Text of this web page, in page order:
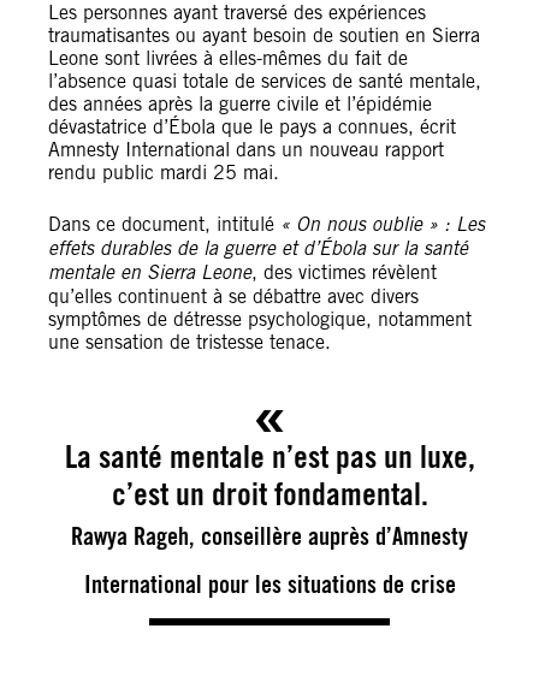
Les personnes ayant traversé des expériences
traumatisantes ou ayant besoin de soutien en Sierra
Leone sont livrées à elles-mêmes du fait de
l’absence quasi totale de services de santé mentale,
des années après la guerre civile et l’épidémie
dévastatrice d’Ébola que le pays a connues, écrit
Amnesty International dans un nouveau rapport
rendu public mardi 25 mai.
Dans ce document, intitulé « On nous oublie » : Les
effets durables de la guerre et d’Ébola sur la santé
mentale en Sierra Leone, des victimes révèlent
qu’elles continuent à se débattre avec divers
symptômes de détresse psychologique, notamment
une sensation de tristesse tenace.
La santé mentale n’est pas un luxe,
c’est un droit fondamental.
Rawya Rageh, conseillère auprès d’Amnesty
International pour les situations de crise